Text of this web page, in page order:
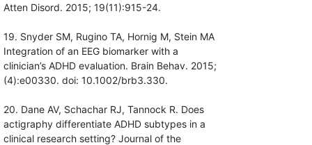
Atten Disord. 2015; 19(11):915-24.
19. Snyder SM, Rugino TA, Hornig M, Stein MA
Integration of an EEG biomarker with a
clinician’s ADHD evaluation. Brain Behav. 2015;
(4):e00330. doi: 10.1002/brb3.330.
20. Dane AV, Schachar RJ, Tannock R. Does
actigraphy differentiate ADHD subtypes in a
clinical research setting? Journal of the